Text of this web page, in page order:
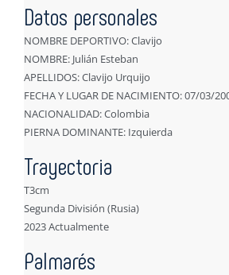
Datos personales
NOMBRE DEPORTIVO: Clavijo
NOMBRE: Julián Esteban
APELLIDOS: Clavijo Urquijo
FECHA Y LUGAR DE NACIMIENTO: 07/03/
NACIONALIDAD: Colombia
PIERNA DOMINANTE: Izquierda
Trayectoria
T3cm
Segunda División (Rusia)
2023 Actualmente
Palmarés